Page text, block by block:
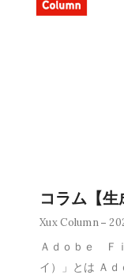
コラム【生
Xux Column
Ａｄｏｂｅ Ｆ
イ）」とは Ａ